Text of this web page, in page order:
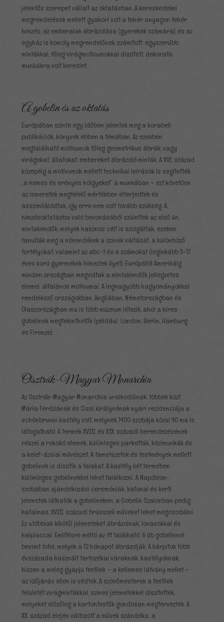
jelentős szerepet vállalt az oktatásban. A kereskedelmi
megrendelések mellett gyakori volt a fehér anyagon fehér
hímzés, az emberalak ábrázolása (gyerekek számára), és az
egyház is komoly megrendelőnek számított: egyszerűbb
mintákkal, főleg virágmotívumokkal díszített, dekoratív
munkákra volt kereslet.
A gobelin és az oktatás
Európában szinte egy időben jelentek meg a korabeli
publikációk, könyvek ebben a témában. Az ezekben
megtalálható motívumok főleg geometrikus ábrák, vagy
virágokat, állatokat, embereket ábrázoló minták. A XVI. század
közepéig a motívumok mellett technikai leírások is segítették
„a nemes és erényes hölgyeket” a munkában – ezt követően
az ismeretek megfelelő mértékben elterjedtek és
asszimilálódtak, így erre nem volt tovább szükség. A
hímzésoktatásba való bevonásából születtek az első ún.
mintakendők, melyek hasznos célt is szolgáltak: ezeken
tanulták meg a növendékek a színek váltását, a különböző
fortélyokat, valamint az abc-t és a számokat (leginkább 5-17
éves korú gyermekek hímeztek ilyet). Európától Amerikáig
minden országban megvoltak a mintakendők jellegzetes
elemei, általános motívumai. A legnagyobb hagyományokkal
rendelkező országokban, Angliában, Németországban és
Olaszországban ma is több múzeum létezik, ahol a híres
gobelinek megtekinthetők (például: London, Berlin, Hamburg
és Firenze).
Osztrák-Magyar Monarchia
Az Osztrák-Magyar Monarchia uralkodóinak, többek közt
Mária Teréziának és Sissi királynénak nyári rezidenciája a
schönbrunni kastély volt, melynek 1400 szobája közül 40 ma is
látogatható. A termek XVIII. és XIX. századi berendezésének
részei a rokokó elemek, különleges parketták, kézimunkák és
a kelet-ázsiai művészet. A fametszetek és festmények mellett
gobelinek is díszítik a falakat. A kastély két termében
különleges gobelinekkel lehet találkozni: A Napóleon-
szobában ajándékozási ceremóniák, katonai és kerti
jelenetek láthatók a gobelineken, a Gobelin Szalonban pedig
hatalmas, XVIII. századi brüsszeli műveket lehet megcsodálni.
Ez utóbbiak kikötői jeleneteket ábrázolnak, lovasokkal és
halpiaccal. Említésre méltó az itt található, 6 db gobelinnel
bevont fotel, melyek a 12 hónapot ábrázolják. A kárpitok több
évszázada használt tartozékai váraknak, kastélyoknak,
hiszen a meleg gyapjú textilek – a kellemes látvány mellet –
az időjárás ellen is védtek. A szövőmesterek a textilek
felületét virágmintákkal, színes jelenetekkel díszítették,
melyeket előzőleg a kartonfestők gondosan megterveztek. A
XX. század elején változott a művek szándéka: a